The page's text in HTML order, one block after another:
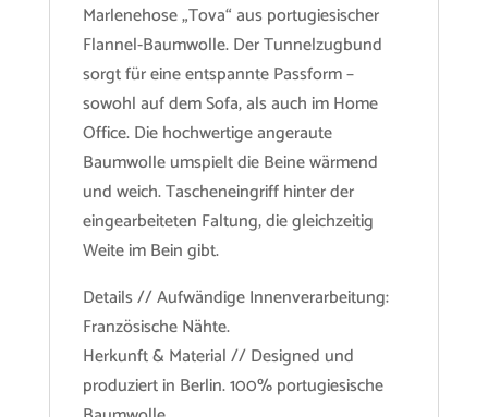
Marlenehose „Tova“ aus portugiesischer
Flannel-Baumwolle. Der Tunnelzugbund
sorgt für eine entspannte Passform –
sowohl auf dem Sofa, als auch im Home
Office. Die hochwertige angeraute
Baumwolle umspielt die Beine wärmend
und weich. Tascheneingriff hinter der
eingearbeiteten Faltung, die gleichzeitig
Weite im Bein gibt.
Details // Aufwändige Innenverarbeitung:
Französische Nähte.
Herkunft & Material // Designed und
produziert in Berlin. 100% portugiesische